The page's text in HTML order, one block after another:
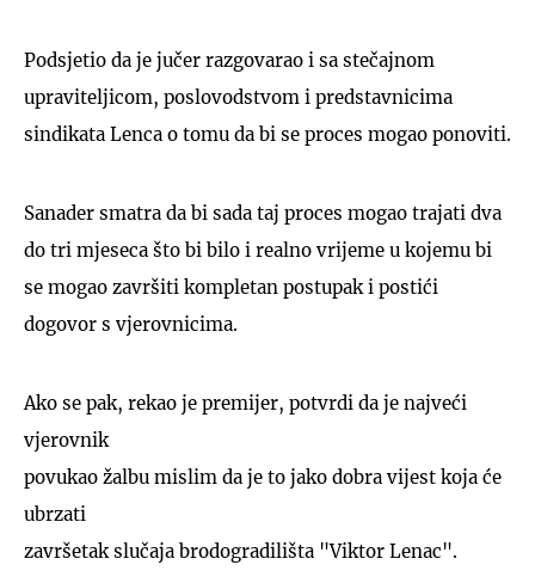
Podsjetio da je jučer razgovarao i sa stečajnom
upraviteljicom, poslovodstvom i predstavnicima
sindikata Lenca o tomu da bi se proces mogao ponoviti.
Sanader smatra da bi sada taj proces mogao trajati dva
do tri mjeseca što bi bilo i realno vrijeme u kojemu bi
se mogao završiti kompletan postupak i postići
dogovor s vjerovnicima.
Ako se pak, rekao je premijer, potvrdi da je najveći
vjerovnik
povukao žalbu mislim da je to jako dobra vijest koja će
ubrzati
završetak slučaja brodogradilišta "Viktor Lenac".